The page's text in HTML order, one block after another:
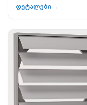
დეტალები →